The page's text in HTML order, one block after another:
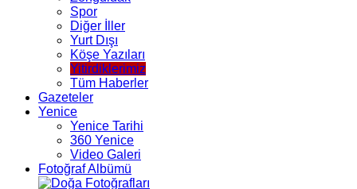
Spor
Diğer İller
Yurt Dışı
Köşe Yazıları
Yitirdiklerimiz
Tüm Haberler
Gazeteler
Yenice
Yenice Tarihi
360 Yenice
Video Galeri
Fotoğraf Albümü